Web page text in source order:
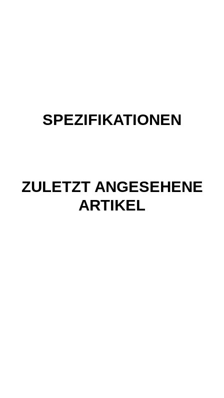
SPEZIFIKATIONEN
ZULETZT ANGESEHENE
ARTIKEL